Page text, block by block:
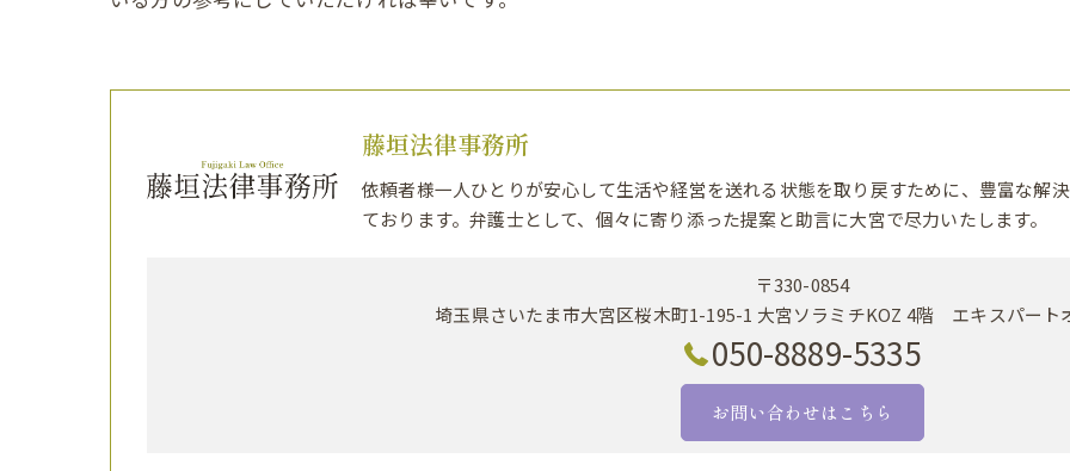
藤垣法律事務所
依頼者様一人ひとりが安心して生活や経営を送れる状態を取り戻すために、豊富な解
ております。弁護士として、個々に寄り添った提案と助言に大宮で尽力いたします。
〒330-0854
埼玉県さいたま市大宮区桜木町1-195-1 大宮ソラミチKOZ 4階 エキスパート
050-8889-5335
お問い合わせはこちら